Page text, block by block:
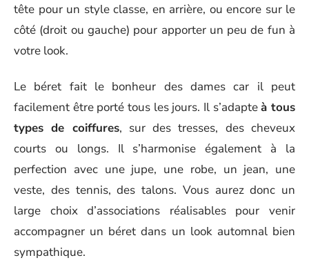
tête pour un style classe, en arrière, ou encore sur le
côté (droit ou gauche) pour apporter un peu de fun à
votre look.
Le béret fait le bonheur des dames car il peut
facilement être porté tous les jours. Il s’adapteà tous
types de coiffures, sur des tresses, des cheveux
courts ou longs. Il s’harmonise également à la
perfection avec une jupe, une robe, un jean, une
veste, des tennis, des talons. Vous aurez donc un
large choix d’associations réalisables pour venir
accompagner un béret dans un look automnal bien
sympathique.